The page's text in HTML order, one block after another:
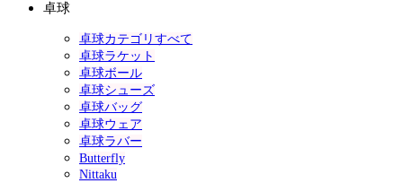
卓球
卓球カテゴリすべて
卓球ラケット
卓球ボール
卓球シューズ
卓球バッグ
卓球ウェア
卓球ラバー
Butterfly
Nittaku